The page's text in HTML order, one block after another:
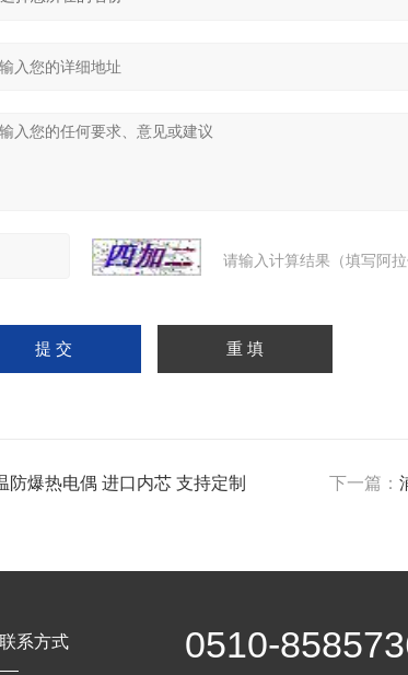
请输入计算结果（填写阿
防爆热电偶 进口内芯 支持定制 下一篇：
联系方式 0510-